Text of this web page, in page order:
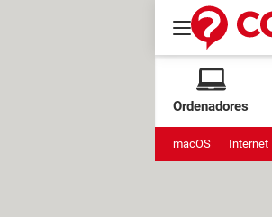
Ordenadores
macOS Internet